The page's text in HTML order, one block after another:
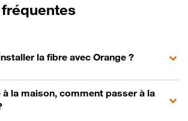
la fibre avec Orange ?
à la maison, comment passer à la